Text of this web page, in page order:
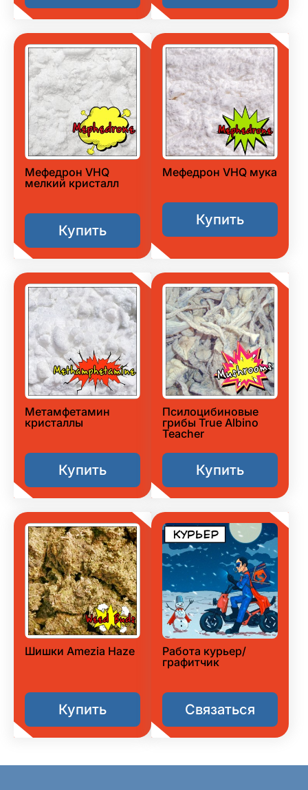
Мефедрон VHQ
мелкий кристалл
Купить
Мефедрон VHQ мука
Купить
Метамфетамин
кристаллы
Купить
Псилоцибиновые
грибы True Albino
Teacher
Купить
Шишки Amezia Haze
Купить
Работа курьер/
графитчик
Связаться